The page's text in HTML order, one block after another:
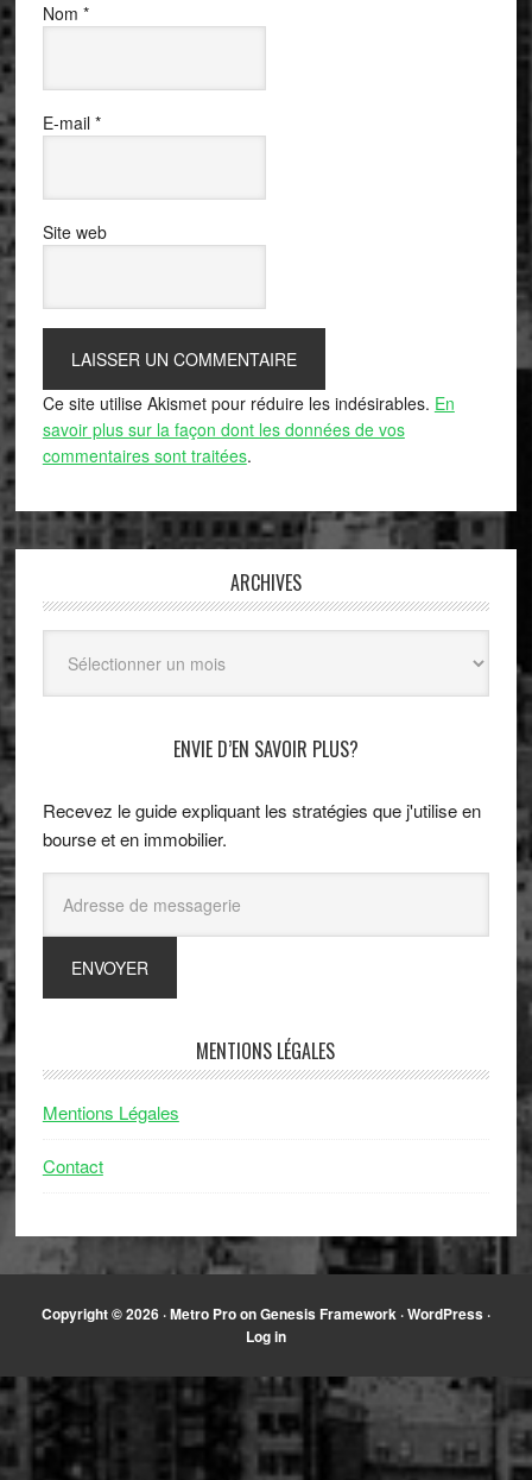
Nom *
E-mail *
Site web
Ce site utilise Akismet pour réduire les indésirables. En
savoir plus sur la façon dont les données de vos
commentaires sont traitées.
ARCHIVES
ENVIE D’EN SAVOIR PLUS?
Recevez le guide expliquant les stratégies que j'utilise en
bourse et en immobilier.
MENTIONS LÉGALES
Mentions Légales
Contact
Copyright © 2026 ·Metro ProonGenesis Framework ·WordPress ·
Log in